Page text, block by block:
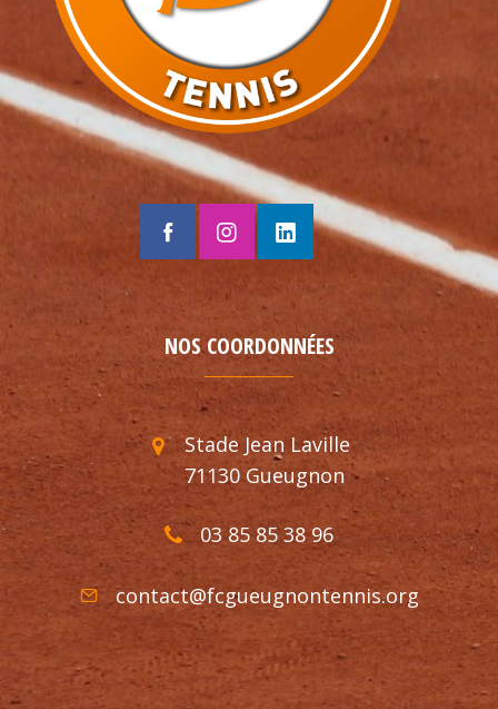
NOS COORDONNÉES
Stade Jean Laville
71130 Gueugnon
03 85 85 38 96
contact@fcgueugnontennis.org